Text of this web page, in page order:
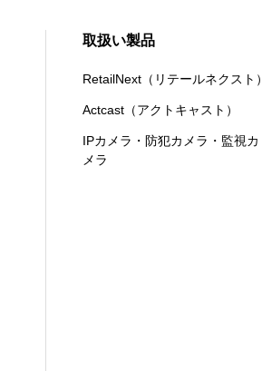
取扱い製品
RetailNext（リテールネクスト）
Actcast（アクトキャスト）
IPカメラ・防犯カメラ・監視カ
メラ